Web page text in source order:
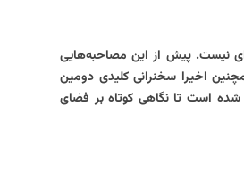
نیست. پیش از این مصاحبه‌هایی
اخیرا سخنرانی کلیدی دومین
شده است تا نگاهی کوتاه بر فضای